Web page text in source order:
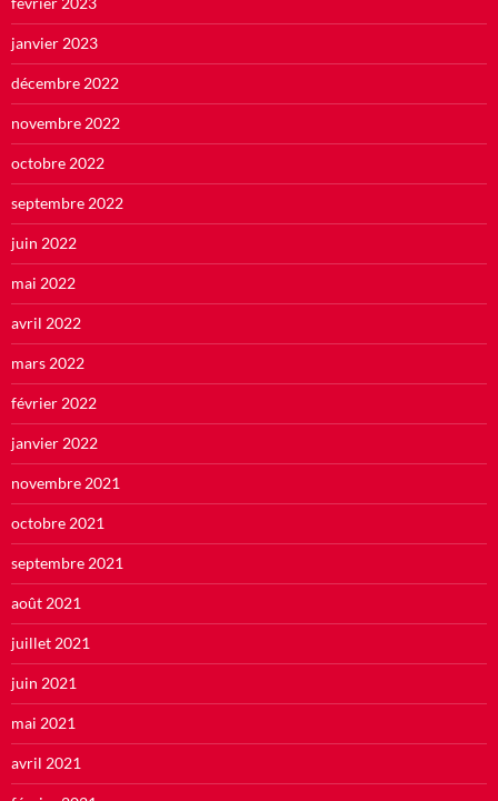
janvier 2023
décembre 2022
novembre 2022
octobre 2022
septembre 2022
juin 2022
mai 2022
avril 2022
mars 2022
février 2022
janvier 2022
novembre 2021
octobre 2021
septembre 2021
août 2021
juillet 2021
juin 2021
mai 2021
avril 2021